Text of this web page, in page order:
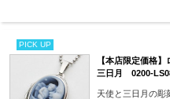
PICK UP
【本店限定価格
三日月 0200-
天使と三日月の彫